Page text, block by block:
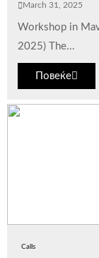
March 31, 2025
Workshop in
2025) The...
Повеќе
Calls